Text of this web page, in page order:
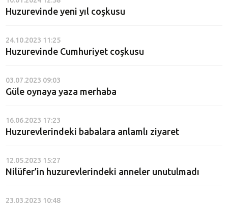
Huzurevinde yeni yıl coşkusu
24.10.2023 11:25
Huzurevinde Cumhuriyet coşkusu
03.07.2023 09:03
Güle oynaya yaza merhaba
16.06.2023 17:23
Huzurevlerindeki babalara anlamlı ziyaret
12.05.2023 15:27
Nilüfer’in huzurevlerindeki anneler unutulmadı
23.03.2023 10:48